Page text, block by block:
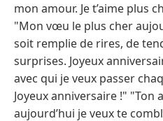
mon amour. Je t’aime plus
"Mon vœu le plus cher
soit remplie de rires, de
surprises. Joyeux
avec qui je veux passer
Joyeux anniversaire !" "Ton
aujourd’hui je veux te